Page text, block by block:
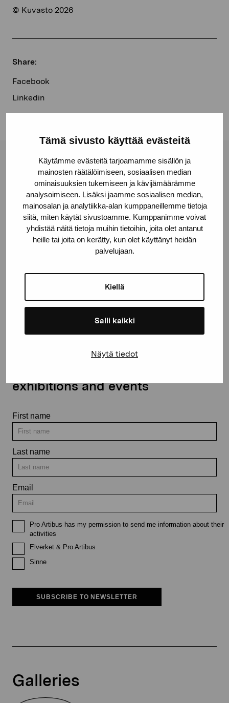
Tämä sivusto käyttää evästeitä
Käytämme evästeitä tarjoamamme sisällön ja
mainosten räätälöimiseen, sosiaalisen median
ominaisuuksien tukemiseen ja kävijämäärämme
analysoimiseen. Lisäksi jaamme sosiaalisen median,
mainosalan ja analytiikka-alan kumppaneillemme tietoja
siitä, miten käytät sivustoamme. Kumppanimme voivat
yhdistää näitä tietoja muihin tietoihin, joita olet antanut
heille tai joita on kerätty, kun olet käyttänyt heidän
palvelujaan.
Kiellä
Salli kaikki
Näytä tiedot
© Kuvasto 2026
Share:
Facebook
Linkedin
Pro Artibus Foundation
Gustav Wasas gata 11
10600 Ekenäs
proartibus@proartibus.fi
+358 (0)50 371 6339
Contact us
exhibitions and events
First name
Last name
Email
Pro Artibus has my permission to send me information about their
activities
Elverket & Pro Artibus
Sinne
SUBSCRIBE TO NEWSLETTER
Galleries